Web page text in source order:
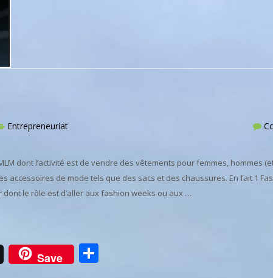
Entrepreneuriat
dont l’activité est de vendre des vêtements pour femmes, hommes
accessoires de mode tels que des sacs et des chaussures. En fait 1
le rôle est d’aller aux fashion weeks ou aux …
Save